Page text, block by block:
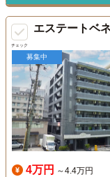
チェック
エステートベ
募集中
4万円 ～4.4万円